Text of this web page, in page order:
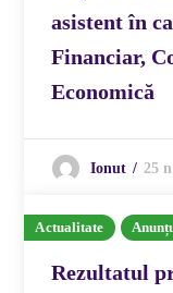
asistent în
Financiar,
Economică
Ionut 25
Actualitate
Rezultatul